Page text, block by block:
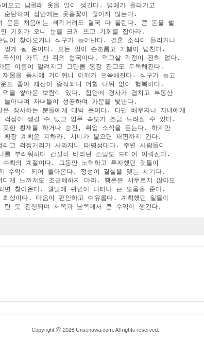
오고 남몰래 웃을 일이 생긴다. 명예가 올라가고
탄하며 집안에는 웃음꽃이 끊이지 않는다.
은 처음에는 삐걱거려도 결국 다 풀린다. 큰 돈을 벌
기회가 오니 눈을 크게 뜨고 기회를 잡아라.
이 찾아오거나 식구가 늘어난다. 결혼 소식이 들리거나
게 될 운이다. 모든 일이 순조롭고 기쁨이 넘친다.
식이 가득 찬 쥐의 형국이다. 먹고살 걱정이 전혀 없다.
이름이 알려지고 그만큼 통장 잔고도 두둑해진다.
물을 동시에 거머쥐니 어깨가 으쓱해진다. 식구가 늘고
도 좋아 재산이 증식되니 더할 나위 없이 행복하다.
을 쌓아온 보람이 있다. 집안에 경사가 겹치고 부동산
어나며 자녀들이 성공하여 가문을 빛낸다.
장사하는 분들에게 대박 운이다. 다만 배우자나 자녀에게
정이 생길 수 있고 업무 속도가 조금 느려질 수 있다.
한 횡재를 하거나 승진, 취업 소식을 듣는다. 하지만
장 계획은 피하라. 시비가 붙으면 재판까지 간다.
고 걱정거리가 사라지니 태평성대다. 주변 사람들이
부러워하며 간절히 바라던 소망도 드디어 이뤄진다.
확의 계절이다. 그동안 노력하고 투자했던 것들이
수익이 되어 돌아온다. 정성이 결실을 맺는 시기다.
게 느껴져도 조급해하지 마라. 행운은 서두르지 않아도
찾아온다. 월말에 귀인이 나타나 큰 도움을 준다.
상이다. 마음이 편안하고 여유롭다. 계획했던 일들이
듯 진행되며 서쪽과 남쪽에서 큰 수익이 생긴다.
Copyright ⓒ 2026 Unsenawa.com. All rights reserved.